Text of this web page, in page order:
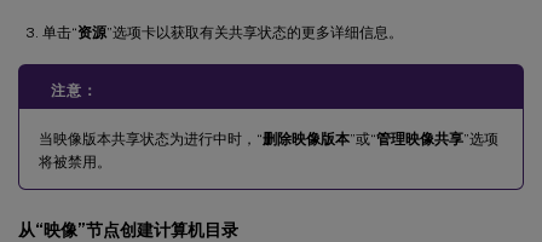
单击“资源”选项卡以获取有关共享状态的更多详细信息。
注意：
当映像版本共享状态为进行中时，“删除映像版本”或“管理映像共享”选项
将被禁用。
从“映像”节点创建计算机目录